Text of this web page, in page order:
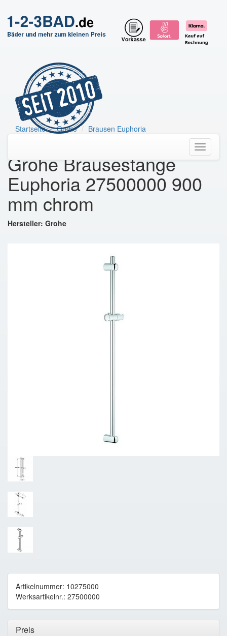
Toggle
Startseite Grohe
Brausen Euphoria
Grohe Brausestange
Euphoria 27500000 900
mm chrom
Hersteller: Grohe
Artikelnummer: 10275000
Werksartikelnr.: 27500000
Preis